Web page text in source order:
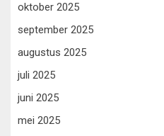
oktober 2025
september 2025
augustus 2025
juli 2025
juni 2025
mei 2025